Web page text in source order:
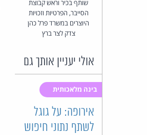
שותף בכיר וראש קבוצת
הסייבר, הפרטיות וזכויות
היוצרים במשרד פרל כהן
צדק לצר ברץ
אולי יעניין אותך גם
בינה מלאכותית
אירופה: על גוגל
לשתף נתוני חיפוש